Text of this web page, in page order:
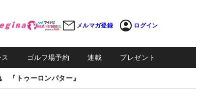
メルマガ登録 ログイン
ゴルフ場予約 連載 プレゼント
『トゥーロンパター』